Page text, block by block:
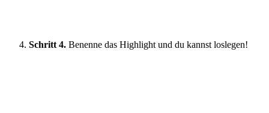
Schritt 4. Benenne das Highlight und du kannst loslegen!